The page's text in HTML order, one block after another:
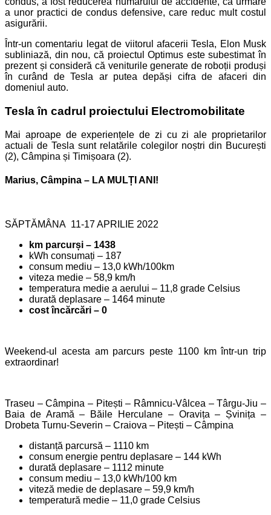
a unor practici de condus defensive, care reduc mult costul
asigurării.
Într-un comentariu legat de viitorul afacerii Tesla, Elon Musk
subliniază, din nou, că proiectul Optimus este subestimat în
prezent și consideră că veniturile generate de roboții produși
în curând de Tesla ar putea depăși cifra de afaceri din
domeniul auto.
Tesla în cadrul proiectului Electromobilitate
Mai aproape de experiențele de zi cu zi ale proprietarilor
actuali de Tesla sunt relatările colegilor noștri din București
(2), Câmpina și Timișoara (2).
Marius, Câmpina – LA MULȚI ANI!
SĂPTĂMÂNA 11-17 APRILIE 2022
km parcurși – 1438
kWh consumați – 187
consum mediu – 13,0 kWh/100km
viteza medie – 58,9 km/h
temperatura medie a aerului – 11,8 grade Celsius
durată deplasare – 1464 minute
cost încărcări – 0
Weekend-ul acesta am parcurs peste 1100 km într-un trip
extraordinar!
Traseu – Câmpina – Pitești – Râmnicu-Vâlcea – Târgu-Jiu –
Baia de Aramă – Băile Herculane – Oravița – Șvinița –
Drobeta Turnu-Severin – Craiova – Pitești – Câmpina
distanță parcursă – 1110 km
consum energie pentru deplasare – 144 kWh
durată deplasare – 1112 minute
consum mediu – 13,0 kWh/100 km
viteză medie de deplasare – 59,9 km/h
temperatură medie – 11,0 grade Celsius